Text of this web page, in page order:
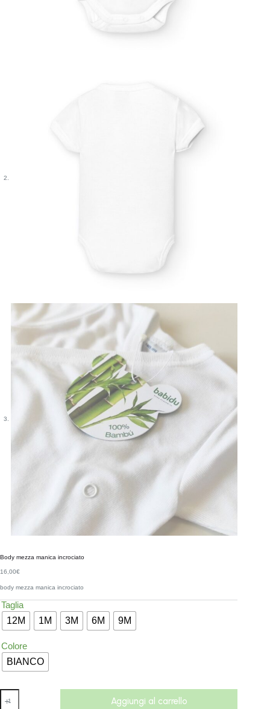
Body mezza manica incrociato
16,00€
body mezza manica incrociato
Taglia
12M
1M 3M 6M 9M
Colore
BIANCO
Aggiungi al carrello